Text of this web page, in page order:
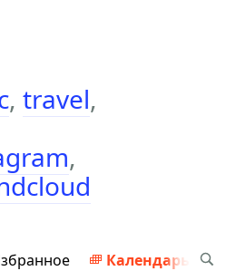
,travel,
,
Календарь